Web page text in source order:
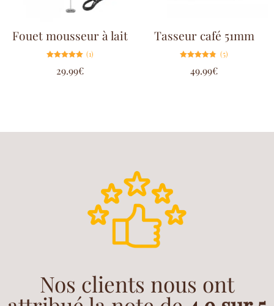
Fouet mousseur à lait
5.00
sur 5
(1)
29.99€
Tasseur café 51mm
4.80
sur 5
(5)
49.99€
Nos clients nous ont